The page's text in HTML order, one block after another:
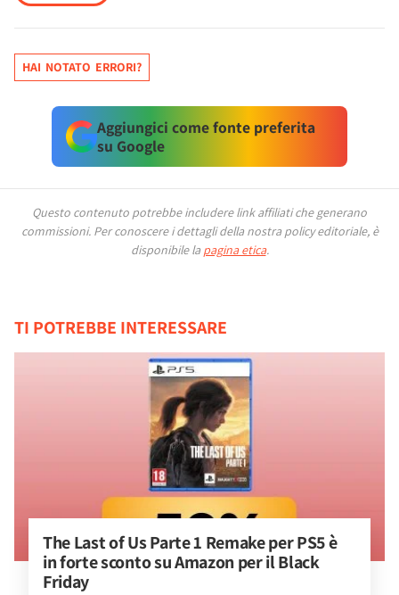
HAI NOTATO ERRORI?
Aggiungici come fonte preferita
su Google
Questo contenuto potrebbe includere link affiliati che generano
commissioni. Per conoscere i dettagli della nostra policy editoriale, è
disponibile la pagina etica.
TI POTREBBE INTERESSARE
The Last of Us Parte 1 Remake per PS5 è
in forte sconto su Amazon per il Black
Friday